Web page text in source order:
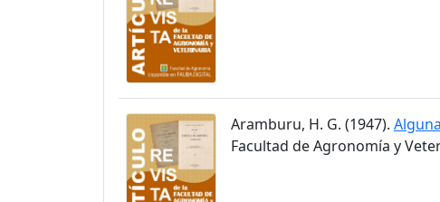
Aramburu, H. G. (1947).
Facultad de Agronomía y